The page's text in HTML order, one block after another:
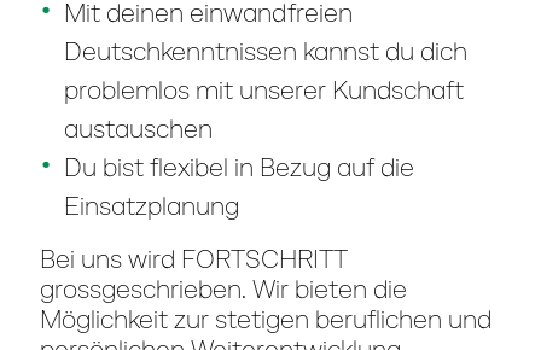
Mit deinen einwandfreien
Deutschkenntnissen kannst du dich
problemlos mit unserer Kundschaft
austauschen
Du bist flexibel in Bezug auf die
Einsatzplanung
Bei uns wird FORTSCHRITT
grossgeschrieben. Wir bieten die
Möglichkeit zur stetigen beruflichen und